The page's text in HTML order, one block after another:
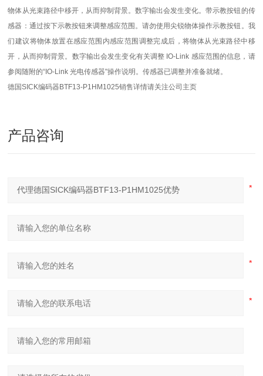
物体从光束路径中移开，从而抑制背景。数字输出会发生变化。带示教按钮的传
感器：通过按下示教按钮来调整感应范围。请勿使用尖锐物体操作示教按钮。我
们建议将物体放置在感应范围内感应范围调整完成后，将物体从光束路径中移
开，从而抑制背景。数字输出会发生变化有关调整 IO-Link 感应范围的信息，请
参阅随附的“IO-Link 光电传感器"操作说明。传感器已调整并准备就绪。
德国SICK编码器BTF13-P1HM1025销售详情请关注公司主页
产品咨询